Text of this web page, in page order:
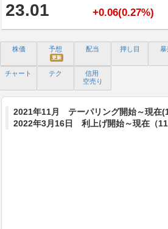
23.01 +0.06(0.27%)
株価 予想
更新
配当 押し目 暴
チャート テク
信用
空売り
2021年11月 テーパリング開始～現在
2022年3月16日 利上げ開始～現在（